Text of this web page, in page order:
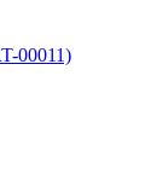
00011)